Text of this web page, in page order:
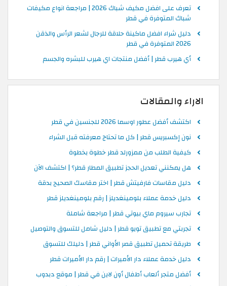
تعرف على افضل مكيف شباك 2026 | مراجعة انواع مكيفات
شباك المتوفرة في قطر
دليل شراء افضل ماكينة حلاقة للرجال لشعر الرأس والذقن
2026 المتوفرة في قطر
أي هيرب قطر | أفضل منتجات اي هيرب للبشره والجسم
الاراء والمقالات
اكتشف أفضل عطور اوسما 2026 للجنسين في قطر
نون إكسبريس قطر | كل ما تحتاج معرفته قبل الشراء
كيفية الطلب من ممزورلد قطر خطوة بخطوة
هل يمكنني تعديل الحجز تطبيق المطار قطر؟ | اكتشف الآن
دليل مقاسات فارفيتش قطر | اختر مقاسك الصحيح بدقة
دليل خدمة عملاء بلومينغديلز | رقم بلومينغديلز قطر
تجارب سيروم ماي بيوتي قطر | مراجعة شاملة
تجربتي مع تطبيق تويو قطر | دليل شامل للتسوق والتوصيل
طريقة تحميل تطبيق قصر الأواني قطر | دليلك للتسوق
دليل خدمة عملاء دار الأميرات | رقم دار الأميرات قطر
أفضل متجر ألعاب أطفال أون لاين في قطر | موقع دبدوب